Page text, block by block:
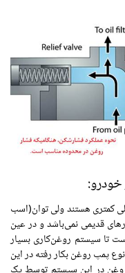
کمتری هستند ولی توان(اسب
قدیمی نمی‌باشد و در عین
تا سیستم روغن‌کاری بسیار
پمپ روغن بکار رفته در این